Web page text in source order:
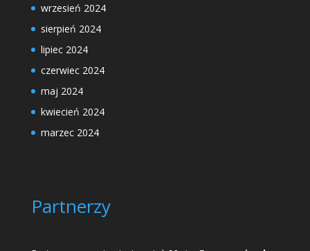
wrzesień 2024
sierpień 2024
lipiec 2024
czerwiec 2024
maj 2024
kwiecień 2024
marzec 2024
Partnerzy